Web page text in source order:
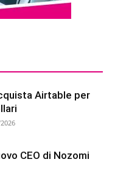
Airtable per
CEO di Nozomi